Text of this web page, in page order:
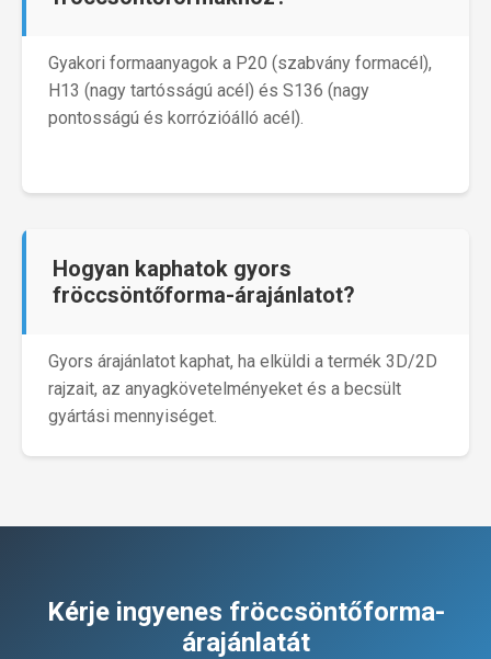
Gyakori formaanyagok a P20 (szabvány formacél),
H13 (nagy tartósságú acél) és S136 (nagy
pontosságú és korrózióálló acél).
Hogyan kaphatok gyors
fröccsöntőforma-árajánlatot?
Gyors árajánlatot kaphat, ha elküldi a termék 3D/2D
rajzait, az anyagkövetelményeket és a becsült
gyártási mennyiséget.
Kérje ingyenes fröccsöntőforma-
árajánlatát